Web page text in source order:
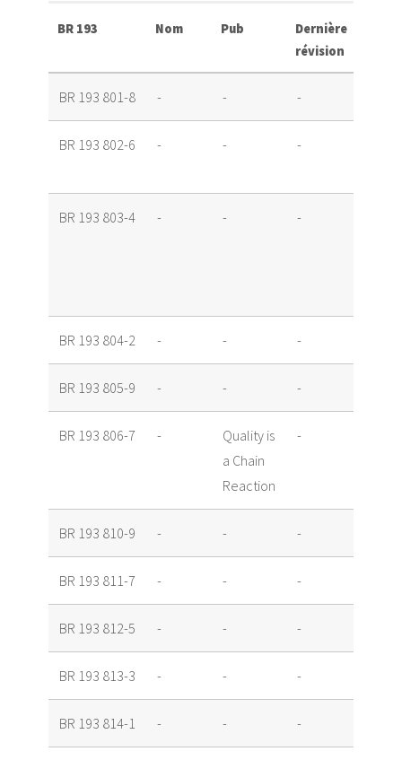
BR 193 Nom Pub
Dernière
révision
BR 193 801-8 - - -
BR 193 802-6 - - -
BR 193 803-4 - - -
BR 193 804-2 - - -
BR 193 805-9 - - -
BR 193 806-7 -
Quality is
a Chain
Reaction
-
BR 193 810-9 - - -
BR 193 811-7 - - -
BR 193 812-5 - - -
BR 193 813-3 - - -
BR 193 814-1 - - -